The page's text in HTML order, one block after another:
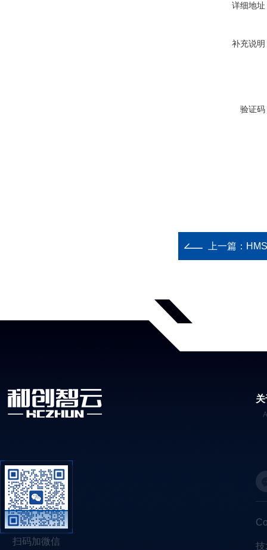
详细地址
补充说明
验证码
上一篇：
扫码加微信 技